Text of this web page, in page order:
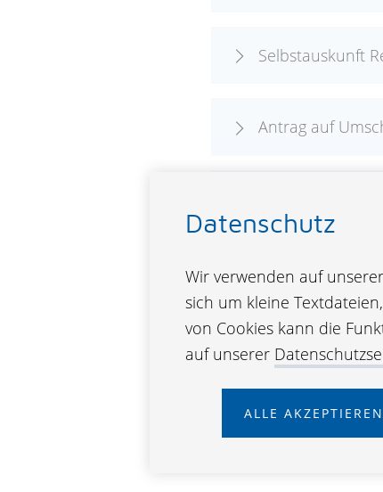
Selbstauskunft
Antrag auf
Stundung
Änderung
Änderung
Datenschutz
Wir verwenden auf
sich um kleine
von Cookies kann die
auf unserer
ALLE AKZEPTIEREN